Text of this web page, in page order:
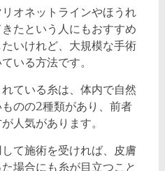
オネットラインやほうれ
たという人にもおすすめ
いけれど、大規模な手術
いる方法です。
ている糸は、体内で自然
のの2種類があり、前者
人気があります。
て施術を受ければ、皮膚
場合にも糸が目立つこと